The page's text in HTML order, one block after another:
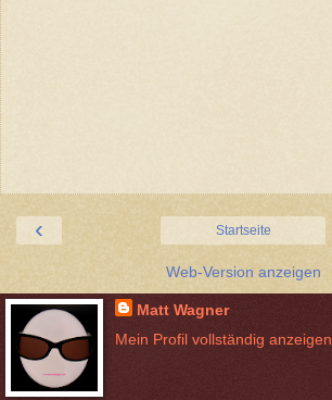
‹ Startseite
Web-Version anzeigen
Matt Wagner
Mein Profil vollständig anzeigen